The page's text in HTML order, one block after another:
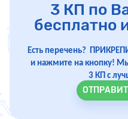
3 КП по
бесплатно
Есть перечень?
и нажмите на кнопку!
3 КП с